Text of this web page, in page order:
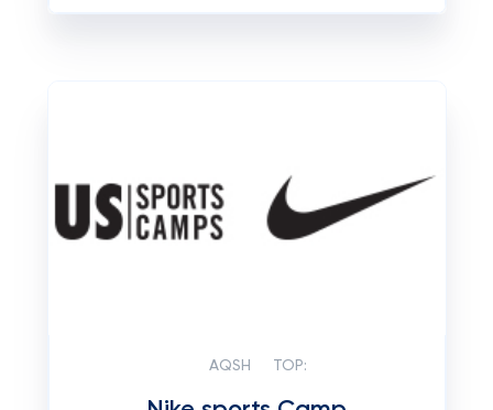
AQSH TOP: